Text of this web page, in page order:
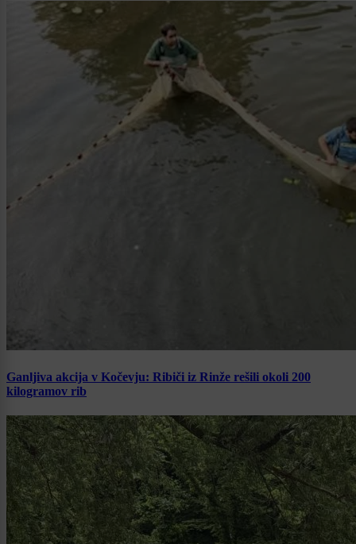
Ganljiva akcija v Kočevju: Ribiči iz Rinže rešili okoli 200
kilogramov rib